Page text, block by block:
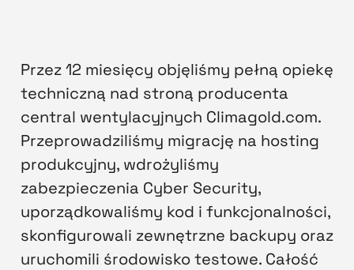
Przez 12 miesięcy objęliśmy pełną opiekę
techniczną nad stroną producenta
central wentylacyjnych Climagold.com.
Przeprowadziliśmy migrację na hosting
produkcyjny, wdrożyliśmy
zabezpieczenia Cyber Security,
uporządkowaliśmy kod i funkcjonalności,
skonfigurowali zewnętrzne backupy oraz
uruchomili środowisko testowe. Całość